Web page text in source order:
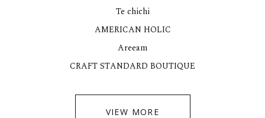
Te chichi
AMERICAN HOLIC
Areeam
CRAFT STANDARD BOUTIQUE
VIEW MORE